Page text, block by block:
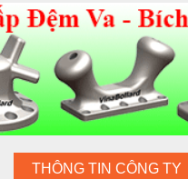
THÔNG TIN CÔNG TY